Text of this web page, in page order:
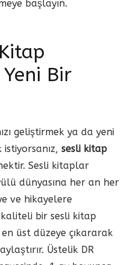
başlayın.
Bir
geliştirmek ya da yeni
sesli kitap
Sesli kitaplar
dünyasına her an her
ve hikayelere
bir sesli kitap
üst düzeye çıkararak
Üstelik DR